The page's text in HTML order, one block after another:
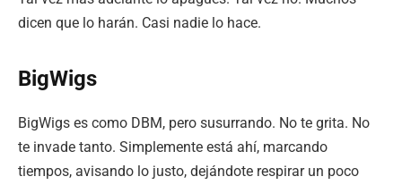
dicen que lo harán. Casi nadie lo hace.
BigWigs
BigWigs es como DBM, pero susurrando. No te grita. No
te invade tanto. Simplemente está ahí, marcando
tiempos, avisando lo justo, dejándote respirar un poco